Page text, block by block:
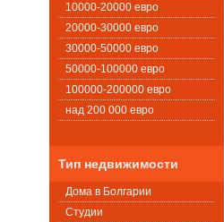
10000-20000 евро
20000-30000 евро
30000-50000 евро
50000-100000 евро
100000-200000 евро
над 200 000 евро
Тип недвижимости
Дома в Болгарии
Студии